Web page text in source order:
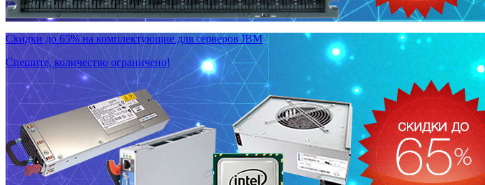
Скидки до 65% на комплектующие для серверов IBM
Спешите, количество ограничено!